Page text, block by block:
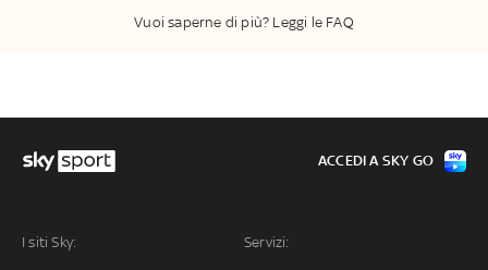
Vuoi saperne di più? Leggi le FAQ
I siti Sky: Servizi:
ACCEDI A SKY GO